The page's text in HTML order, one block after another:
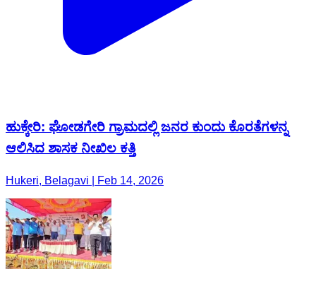
ಹುಕ್ಕೇರಿ: ಘೋಡಗೇರಿ ಗ್ರಾಮದಲ್ಲಿ ಜನರ ಕುಂದು ಕೊರತೆಗಳನ್ನ
ಆಲಿಸಿದ ಶಾಸಕ ನೀಖಿಲ ಕತ್ತಿ
Hukeri, Belagavi | Feb 14, 2026